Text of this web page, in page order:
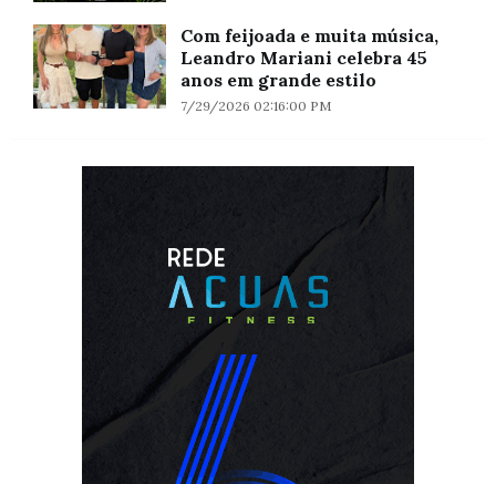
Com feijoada e muita música,
Leandro Mariani celebra 45
anos em grande estilo
7/29/2026 02:16:00 PM